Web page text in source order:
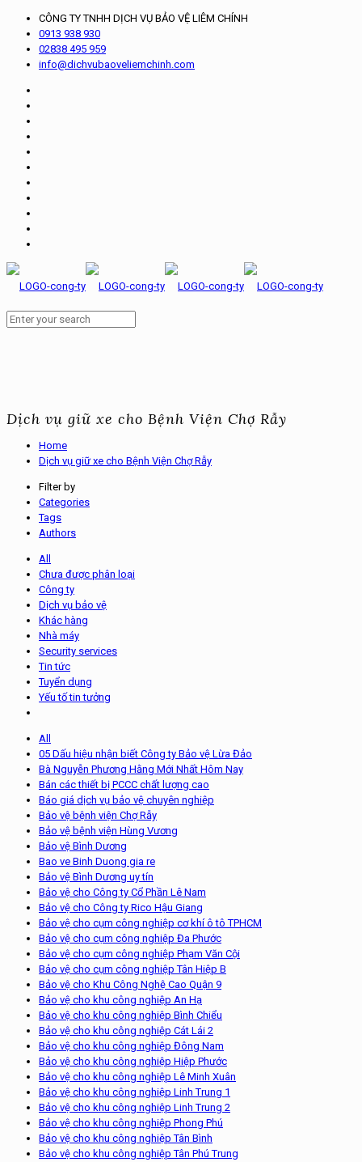
CÔNG TY TNHH DỊCH VỤ BẢO VỆ LIÊM CHÍNH
0913 938 930
02838 495 959
info@dichvubaoveliemchinh.com
Dịch vụ giữ xe cho Bệnh Viện Chợ Rẫy
Home
Dịch vụ giữ xe cho Bệnh Viện Chợ Rẫy
Filter by
Categories
Tags
Authors
All
Chưa được phân loại
Công ty
Dịch vụ bảo vệ
Khác hàng
Nhà máy
Security services
Tin tức
Tuyển dụng
Yếu tố tin tưởng
All
05 Dấu hiệu nhận biết Công ty Bảo vệ Lừa Đảo
Bà Nguyễn Phương Hằng Mới Nhất Hôm Nay
Bán các thiết bị PCCC chất lượng cao
Báo giá dịch vụ bảo vệ chuyên nghiệp
Bảo vệ bệnh viện Chợ Rẫy
Bảo vệ bệnh viện Hùng Vương
Bảo vệ Bình Dương
Bao ve Binh Duong gia re
Bảo vệ Bình Dương uy tín
Bảo vệ cho Công ty Cổ Phần Lê Nam
Bảo vệ cho Công ty Rico Hậu Giang
Bảo vệ cho cụm công nghiệp cơ khí ô tô TPHCM
Bảo vệ cho cụm công nghiệp Đa Phước
Bảo vệ cho cụm công nghiệp Phạm Văn Cội
Bảo vệ cho cụm công nghiệp Tân Hiệp B
Bảo vệ cho Khu Công Nghệ Cao Quận 9
Bảo vệ cho khu công nghiệp An Hạ
Bảo vệ cho khu công nghiệp Bình Chiểu
Bảo vệ cho khu công nghiệp Cát Lái 2
Bảo vệ cho khu công nghiệp Đông Nam
Bảo vệ cho khu công nghiệp Hiệp Phước
Bảo vệ cho khu công nghiệp Lê Minh Xuân
Bảo vệ cho khu công nghiệp Linh Trung 1
Bảo vệ cho khu công nghiệp Linh Trung 2
Bảo vệ cho khu công nghiệp Phong Phú
Bảo vệ cho khu công nghiệp Tân Bình
Bảo vệ cho khu công nghiệp Tân Phú Trung